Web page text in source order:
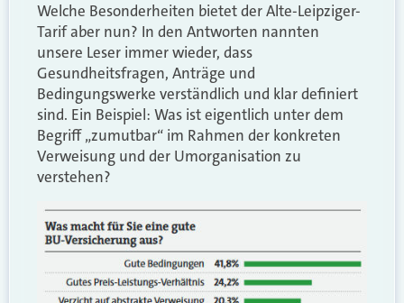
Welche Besonderheiten bietet der Alte-Leipziger-
Tarif aber nun? In den Antworten nannten
unsere Leser immer wieder, dass
Gesundheitsfragen, Anträge und
Bedingungswerke verständlich und klar definiert
sind. Ein Beispiel: Was ist eigentlich unter dem
Begriff „zumutbar“ im Rahmen der konkreten
Verweisung und der Umorganisation zu
verstehen?